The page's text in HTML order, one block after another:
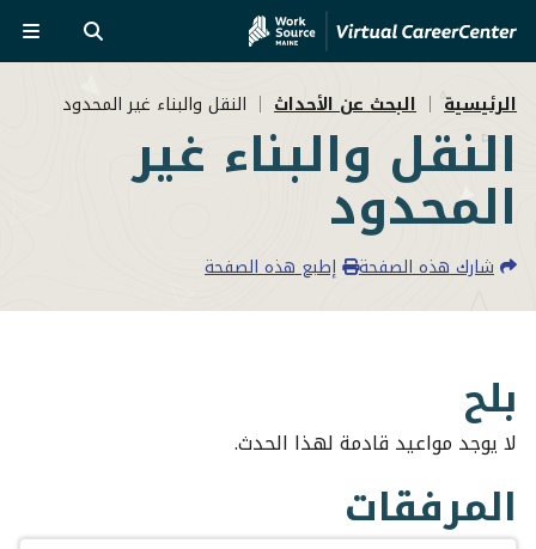
إلى
المحتوى
الرئيسي
MVAJC
Assistant
مسار
التنقل
الرئيسية البحث عن الأحداث النقل والبناء غير المحدود
النقل والبناء غير
المحدود
شارك هذه الصفحة إطبع هذه الصفحة
بلح
لا يوجد مواعيد قادمة لهذا الحدث.
المرفقات